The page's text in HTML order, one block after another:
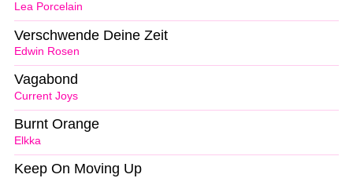
Lea Porcelain
Edwin Rosen
Verschwende Deine Zeit
Current Joys
Vagabond
Elkka
Burnt Orange
Keep On Moving Up